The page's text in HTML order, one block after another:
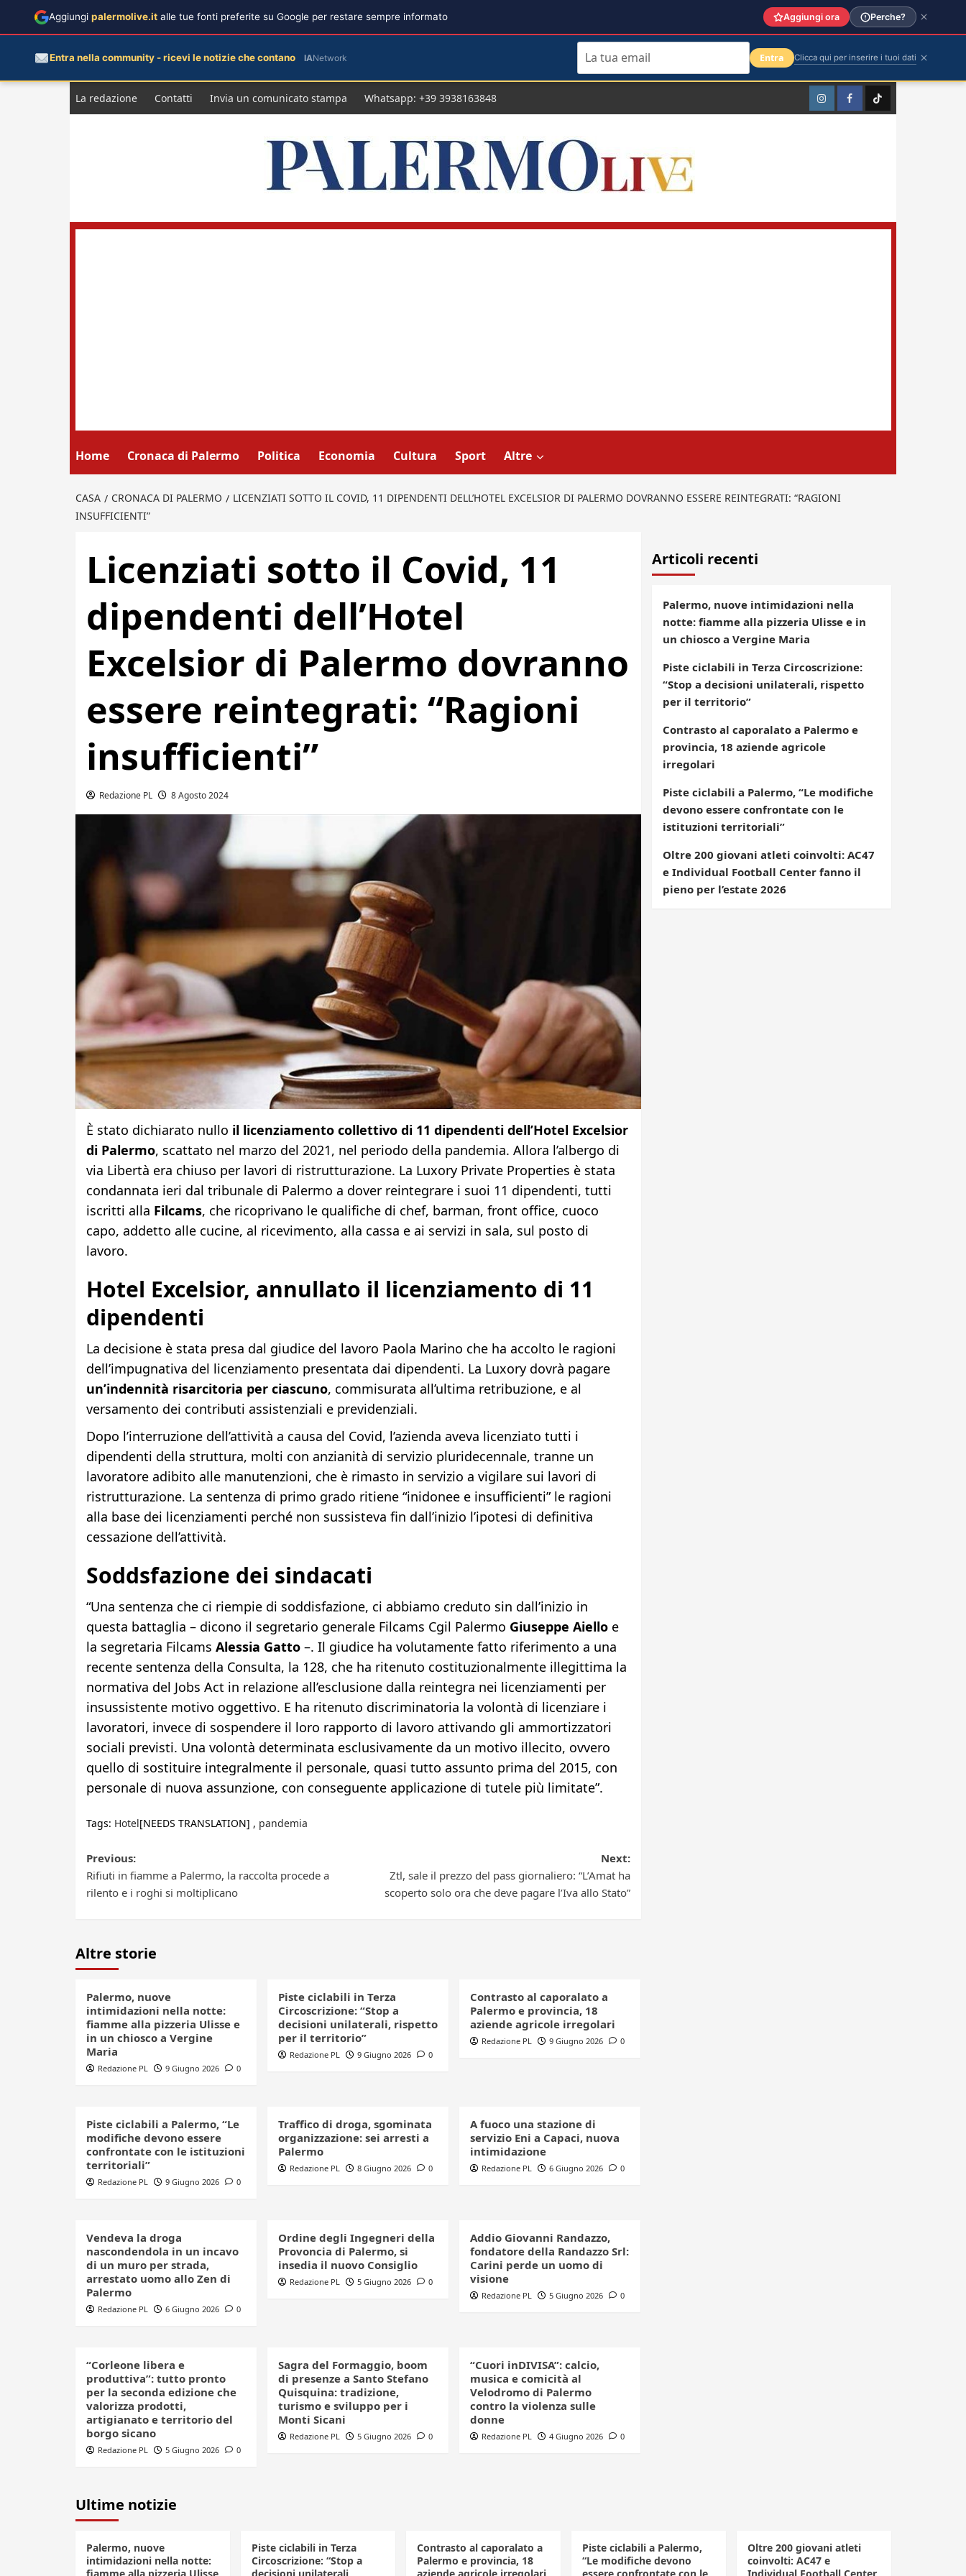
La redazione Contatti Invia un comunicato stampa Whatsapp: +39 3938163848 InstagramFacebookTikTok
Home Cronaca di Palermo Politica Economia Cultura Sport Altre
CASA CRONACA DI PALERMO
LICENZIATI SOTTO IL COVID, 11 DIPENDENTI DELL’HOTEL EXCELSIOR DI PALERMO DOVRANNO ESSERE REINTEGRATI: “RAGIONI
INSUFFICIENTI”
Licenziati sotto il Covid, 11
dipendenti dell’Hotel
Excelsior di Palermo dovranno
essere reintegrati: “Ragioni
insufficienti”
Redazione PL 8 Agosto 2024
È stato dichiarato nullo il licenziamento collettivo di 11 dipendenti dell’Hotel Excelsior
di Palermo, scattato nel marzo del 2021, nel periodo della pandemia. Allora l’albergo di
via Libertà era chiuso per lavori di ristrutturazione. La Luxory Private Properties è stata
condannata ieri dal tribunale di Palermo a dover reintegrare i suoi 11 dipendenti, tutti
iscritti alla Filcams, che ricoprivano le qualifiche di chef, barman, front office, cuoco
capo, addetto alle cucine, al ricevimento, alla cassa e ai servizi in sala, sul posto di
lavoro.
Hotel Excelsior, annullato il licenziamento di 11
dipendenti
La decisione è stata presa dal giudice del lavoro Paola Marino che ha accolto le ragioni
dell’impugnativa del licenziamento presentata dai dipendenti. La Luxory dovrà pagare
un’indennità risarcitoria per ciascuno, commisurata all’ultima retribuzione, e al
versamento dei contributi assistenziali e previdenziali.
Dopo l’interruzione dell’attività a causa del Covid, l’azienda aveva licenziato tutti i
dipendenti della struttura, molti con anzianità di servizio pluridecennale, tranne un
lavoratore adibito alle manutenzioni, che è rimasto in servizio a vigilare sui lavori di
ristrutturazione. La sentenza di primo grado ritiene “inidonee e insufficienti” le ragioni
alla base dei licenziamenti perché non sussisteva fin dall’inizio l’ipotesi di definitiva
cessazione dell’attività.
Soddsfazione dei sindacati
“Una sentenza che ci riempie di soddisfazione, ci abbiamo creduto sin dall’inizio in
questa battaglia – dicono il segretario generale Filcams Cgil Palermo Giuseppe Aiello e
la segretaria Filcams Alessia Gatto–. Il giudice ha volutamente fatto riferimento a una
recente sentenza della Consulta, la 128, che ha ritenuto costituzionalmente illegittima la
normativa del Jobs Act in relazione all’esclusione dalla reintegra nei licenziamenti per
insussistente motivo oggettivo. E ha ritenuto discriminatoria la volontà di licenziare i
lavoratori, invece di sospendere il loro rapporto di lavoro attivando gli ammortizzatori
sociali previsti. Una volontà determinata esclusivamente da un motivo illecito, ovvero
quello di sostituire integralmente il personale, quasi tutto assunto prima del 2015, con
personale di nuova assunzione, con conseguente applicazione di tutele più limitate”.
Tags: Hotel[NEEDS TRANSLATION] , pandemia
Post
navigation
Previous:
Rifiuti in fiamme a Palermo, la raccolta procede a
rilento e i roghi si moltiplicano
Next:
Ztl, sale il prezzo del pass giornaliero: “L’Amat ha
scoperto solo ora che deve pagare l’Iva allo Stato”
Altre storie
Palermo, nuove
intimidazioni nella notte:
fiamme alla pizzeria Ulisse e
in un chiosco a Vergine
Maria
Redazione PL 9 Giugno 2026 0
Piste ciclabili in Terza
Circoscrizione: “Stop a
decisioni unilaterali, rispetto
per il territorio”
Redazione PL 9 Giugno 2026 0
Contrasto al caporalato a
Palermo e provincia, 18
aziende agricole irregolari
Redazione PL 9 Giugno 2026 0
Piste ciclabili a Palermo, “Le
modifiche devono essere
confrontate con le istituzioni
territoriali”
Redazione PL 9 Giugno 2026 0
Traffico di droga, sgominata
organizzazione: sei arresti a
Palermo
Redazione PL 8 Giugno 2026 0
A fuoco una stazione di
servizio Eni a Capaci, nuova
intimidazione
Redazione PL 6 Giugno 2026 0
Vendeva la droga
nascondendola in un incavo
di un muro per strada,
arrestato uomo allo Zen di
Palermo
Redazione PL 6 Giugno 2026 0
Ordine degli Ingegneri della
Provoncia di Palermo, si
insedia il nuovo Consiglio
Redazione PL 5 Giugno 2026 0
Addio Giovanni Randazzo,
fondatore della Randazzo Srl:
Carini perde un uomo di
visione
Redazione PL 5 Giugno 2026 0
“Corleone libera e
produttiva”: tutto pronto
per la seconda edizione che
valorizza prodotti,
artigianato e territorio del
borgo sicano
Redazione PL 5 Giugno 2026 0
Sagra del Formaggio, boom
di presenze a Santo Stefano
Quisquina: tradizione,
turismo e sviluppo per i
Monti Sicani
Redazione PL 5 Giugno 2026 0
“Cuori inDIVISA”: calcio,
musica e comicità al
Velodromo di Palermo
contro la violenza sulle
donne
Redazione PL 4 Giugno 2026 0
Articoli recenti
Palermo, nuove intimidazioni nella
notte: fiamme alla pizzeria Ulisse e in
un chiosco a Vergine Maria
Piste ciclabili in Terza Circoscrizione:
“Stop a decisioni unilaterali, rispetto
per il territorio”
Contrasto al caporalato a Palermo e
provincia, 18 aziende agricole
irregolari
Piste ciclabili a Palermo, “Le modifiche
devono essere confrontate con le
istituzioni territoriali”
Oltre 200 giovani atleti coinvolti: AC47
e Individual Football Center fanno il
pieno per l’estate 2026
Ultime notizie
Palermo, nuove
intimidazioni nella notte:
Piste ciclabili in Terza
Circoscrizione: “Stop a
Contrasto al caporalato a
Palermo e provincia, 18
Piste ciclabili a Palermo,
“Le modifiche devono
Oltre 200 giovani atleti
coinvolti: AC47 e
Aggiungi palermolive.it alle tue fonti preferite su Google per restare sempre informato Aggiungi ora Perche?
Entra nella community - ricevi le notizie che contano IANetwork Entra Clicca qui per inserire i tuoi dati